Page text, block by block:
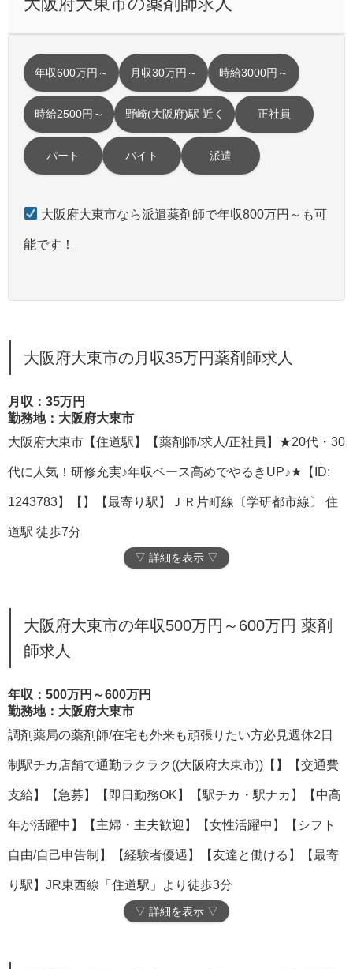
年収600万円～ 月収30万円～ 時給3000円～
時給2500円～ 野崎(大阪府)駅 近く 正社員
パート バイト 派遣
大阪府大東市なら派遣薬剤師で年収800万円～も可
能です！
大阪府大東市の月収35万円薬剤師求人
月収：35万円
勤務地：大阪府大東市
大阪府大東市【住道駅】【薬剤師/求人/正社員】★20代・30
代に人気！研修充実♪年収ベース高めでやるきUP♪★【ID:
1243783】【】【最寄り駅】ＪＲ片町線〔学研都市線〕 住
道駅 徒歩7分
▽ 詳細を表示 ▽
大阪府大東市の年収500万円～600万円 薬剤
師求人
年収：500万円～600万円
勤務地：大阪府大東市
調剤薬局の薬剤師/在宅も外来も頑張りたい方必見週休2日
制駅チカ店舗で通勤ラクラク((大阪府大東市))【】【交通費
支給】【急募】【即日勤務OK】【駅チカ・駅ナカ】【中高
年が活躍中】【主婦・主夫歓迎】【女性活躍中】【シフト
自由/自己申告制】【経験者優遇】【友達と働ける】【最寄
り駅】JR東西線「住道駅」より徒歩3分
▽ 詳細を表示 ▽